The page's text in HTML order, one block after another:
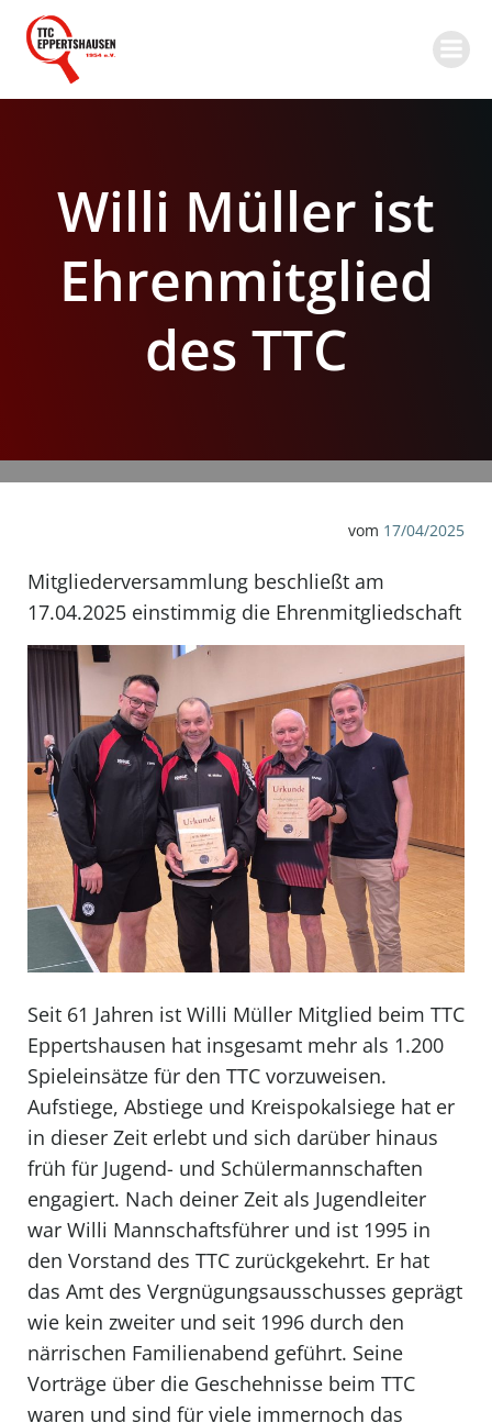
Willi Müller ist
Ehrenmitglied
des TTC
vom 17/04/2025
Mitgliederversammlung beschließt am
17.04.2025 einstimmig die Ehrenmitgliedschaft
Seit 61 Jahren ist Willi Müller Mitglied beim TTC
Eppertshausen hat insgesamt mehr als 1.200
Spieleinsätze für den TTC vorzuweisen.
Aufstiege, Abstiege und Kreispokalsiege hat er
in dieser Zeit erlebt und sich darüber hinaus
früh für Jugend- und Schülermannschaften
engagiert. Nach deiner Zeit als Jugendleiter
war Willi Mannschaftsführer und ist 1995 in
den Vorstand des TTC zurückgekehrt. Er hat
das Amt des Vergnügungsausschusses geprägt
wie kein zweiter und seit 1996 durch den
närrischen Familienabend geführt. Seine
Vorträge über die Geschehnisse beim TTC
waren und sind für viele immernoch das